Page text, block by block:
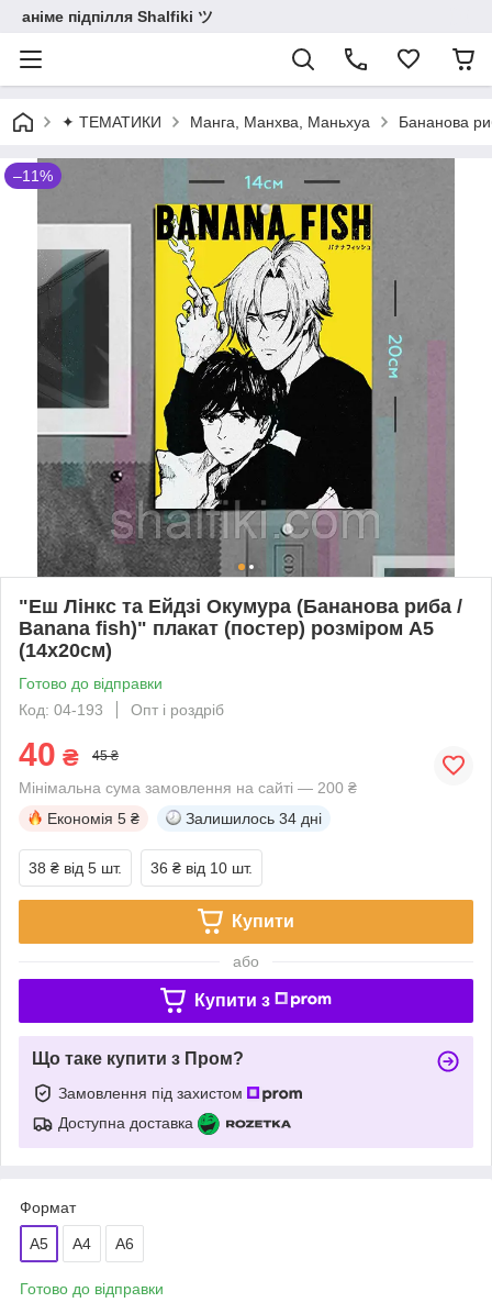
аніме підпілля Shalfiki ツ
✦ ТЕМАТИКИ Манга, Манхва, Маньхуа Бананова
–11%
"Еш Лінкс та Ейдзі Окумура (Бананова риба /
Banana fish)" плакат (постер) розміром А5
(14х20см)
Готово до відправки
Код: 04-193
Опт і роздріб
40 ₴ 45 ₴
Мінімальна сума замовлення на сайті — 200 ₴
Економія 5 ₴ Залишилось 34 дні
38 ₴ від 5 шт. 36 ₴ від 10 шт.
Купити
або
Купити з
Що таке купити з Пром?
Замовлення під захистом
Доступна доставка
Формат
A5 A4 А6
Готово до відправки